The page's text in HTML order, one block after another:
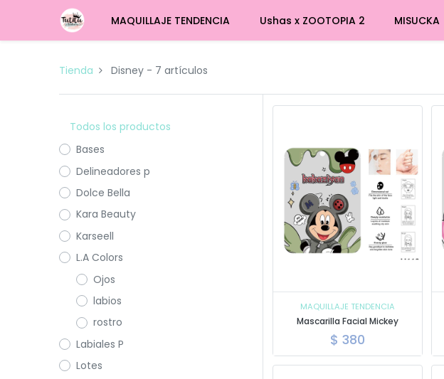
MAQUILLAJE TENDENCIA Ushas x ZOOTOPIA 2 MISUCKA
Tienda Disney- 7 artículos
Todos los productos
Bases
Delineadores p
Dolce Bella
Kara Beauty
Karseell
L.A Colors
Ojos
labios
rostro
Labiales P
Lotes
MAQUILLAJE TENDENCIA
Mascarilla Facial Mickey
$380